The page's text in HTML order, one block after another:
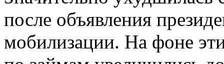
после объявления
мобилизации. На фоне